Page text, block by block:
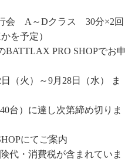
会 A～Dクラス 30分×2回
を予定）
BATTLAX PRO SHOPでお申
日（火）～9月28日（水） ま
台）に達し次第締め切りま
にてご案内
代・消費税が含まれていま